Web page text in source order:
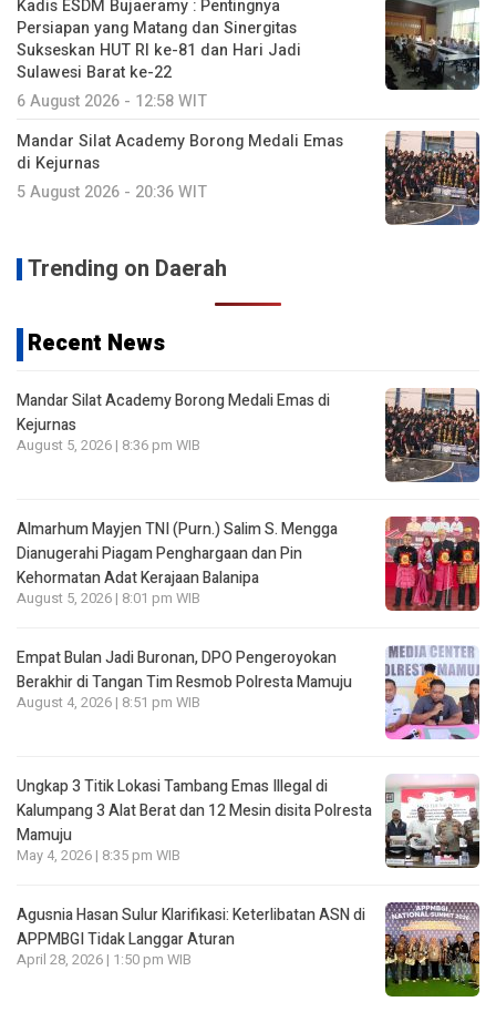
Kadis ESDM Bujaeramy : Pentingnya
Persiapan yang Matang dan Sinergitas
Sukseskan HUT RI ke-81 dan Hari Jadi
Sulawesi Barat ke-22
6 August 2026 - 12:58 WIT
Mandar Silat Academy Borong Medali Emas
di Kejurnas
5 August 2026 - 20:36 WIT
Trending on Daerah
Recent News
Mandar Silat Academy Borong Medali Emas di
Kejurnas
August 5, 2026 | 8:36 pm WIB
Almarhum Mayjen TNI (Purn.) Salim S. Mengga
Dianugerahi Piagam Penghargaan dan Pin
Kehormatan Adat Kerajaan Balanipa
August 5, 2026 | 8:01 pm WIB
Empat Bulan Jadi Buronan, DPO Pengeroyokan
Berakhir di Tangan Tim Resmob Polresta Mamuju
August 4, 2026 | 8:51 pm WIB
Ungkap 3 Titik Lokasi Tambang Emas Illegal di
Kalumpang 3 Alat Berat dan 12 Mesin disita Polresta
Mamuju
May 4, 2026 | 8:35 pm WIB
Agusnia Hasan Sulur Klarifikasi: Keterlibatan ASN di
APPMBGI Tidak Langgar Aturan
April 28, 2026 | 1:50 pm WIB